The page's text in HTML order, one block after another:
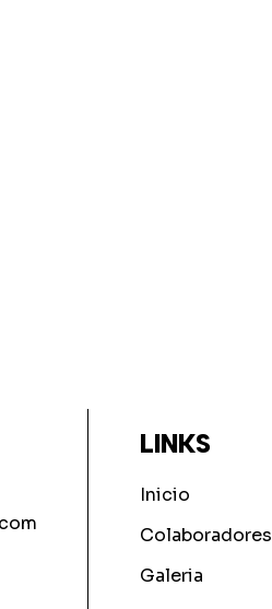
LINKS
Inicio
Colaboradores
Galeria